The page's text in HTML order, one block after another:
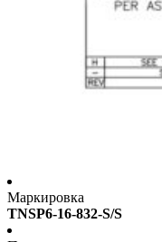
Маркировка
TNSP6-16-832-S/S